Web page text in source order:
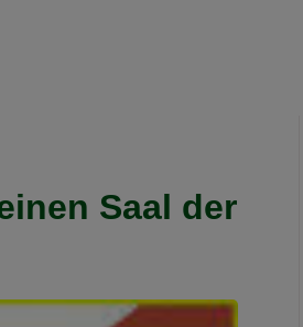
Saal der